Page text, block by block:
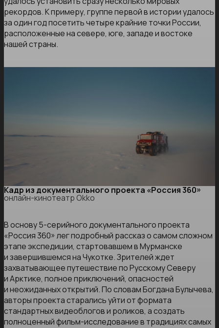
рекордов. К примеру, группе первой в истории удалось
за один год посетить четыре крайние точки России,
расположенные на севере, юге, западе и востоке
нашей страны.
Кадр из документального проекта «Россия 360»
онлайн-кинотеатр Okko
В основу 5-серийного документального проекта
«Россия 360» лег подробный рассказ о самом сложном
этапе экспедиции, стартовавшем в Мурманске
и завершившемся на Чукотке. Зрителей ждет
захватывающее путешествие по Русскому Северу
и Арктике, полное приключений, опасностей
и неожиданных открытий. По словам Богдана Булычева,
авторы проекта старались уйти от формата
стандартных видеоблогов и роликов, а создать
полноценный фильм-исследование в традициях самых